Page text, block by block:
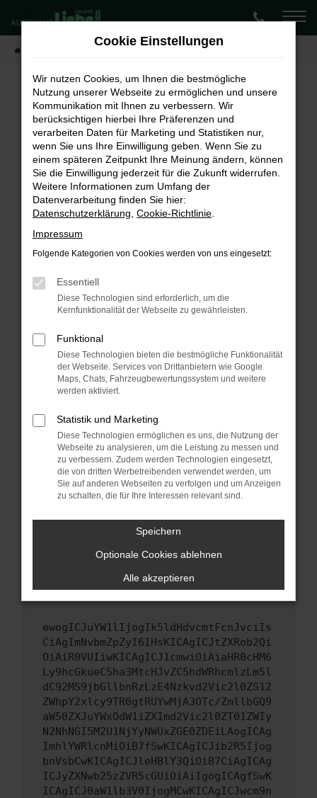
Zum
Hauptinhalt
springen
Lagerwagen-Angebote
Fehler: Network Error
Beim Laden ist ein Fehler aufgetreten.
Hier sind ein paar Tipps, die dir helfen können:
Überprüfe deine Firewall und deine
Internetverbindung.
Laden andere Webseiten, zum Beispiel deine
Suchmaschine?
Prüfe deine Browsererweiterungen.
können das Laden bestimmter Seiten
verhindern. Funktioniert die Seite in einem
anderen Browser oder in einem privaten
Starte dein Gerät neu.
Das kann manchmal helfen, vorübergehende
Probleme zu beheben.
Betriebssystem auf dem neuesten Stand
sind.
Veraltete Software birgt nicht nur ein
Sicherheitsrisiko, sondern kann auch dazu
führen, dass bestimmte Funktionen nicht mehr
unterstützt werden.
Wenn du alle oben genannten Schritte versucht
versuchen, das Problem zu beheben. Du kannst
uns diesen Text schicken, um uns bei der
Fehlersuche zu unterstützen:
ewogICJuYW1lIjogIk5ldHdvcmtFcnJvciIs
CiAgImNvbmZpZyI6IHsKICAgICJtZXRob2Qi
OiAiR0VUIiwKICAgICJ1cmwiOiAiaHR0cHM6
Ly9hcGkueC5ha3MtcHJvZC5hdWRhcmlzLm5l
dC92MS9jbGllbnRzLzE4Nzkvd2Vic2l0ZS12
ZWhpY2xlcy9TR0gtRUYwMjA3OTc/ZmllbGQ9
aW50ZXJuYWxOdW1iZXImd2Vic2l0ZT01ZWIy
N2NhNGI5M2U1NjYyNWUxZGE0ZDEiLAogICAg
ImhlYWRlcnMiOiB7fSwKICAgICJib2R5Ijog
bnVsbCwKICAgICJleHBlY3QiOiB7CiAgICAg
ICJyZXNwb25zZVR5cGUiOiAiIgogICAgfSwK
ICAgICJ0aW1lb3V0IjogMCwKICAgICJwcm9n
Cookie Einstellungen
Wir nutzen Cookies, um Ihnen die bestmögliche
Nutzung unserer Webseite zu ermöglichen und unsere
Kommunikation mit Ihnen zu verbessern. Wir
berücksichtigen hierbei Ihre Präferenzen und
verarbeiten Daten für Marketing und Statistiken nur,
wenn Sie uns Ihre Einwilligung geben. Wenn Sie zu
einem späteren Zeitpunkt Ihre Meinung ändern, können
Sie die Einwilligung jederzeit für die Zukunft widerrufen.
Weitere Informationen zum Umfang der
Datenverarbeitung finden Sie hier:
Datenschutzerklärung Cookie-Richtlinie
Impressum
Folgende Kategorien von Cookies werden von uns eingesetzt:
Essentiell
Diese Technologien sind erforderlich, um die
Kernfunktionalität der Webseite zu gewährleisten.
Funktional
Diese Technologien bieten die bestmögliche Funktionalität
der Webseite. Services von Drittanbietern wie Google
Maps, Chats, Fahrzeugbewertungssystem und weitere
werden aktiviert.
Statistik und Marketing
Diese Technologien ermöglichen es uns, die Nutzung der
Webseite zu analysieren, um die Leistung zu messen und
zu verbessern. Zudem werden Technologien eingesetzt,
die von dritten Werbetreibenden verwendet werden, um
Sie auf anderen Webseiten zu verfolgen und um Anzeigen
zu schalten, die für Ihre Interessen relevant sind.
Speichern
Optionale Cookies ablehnen
Alle akzeptieren